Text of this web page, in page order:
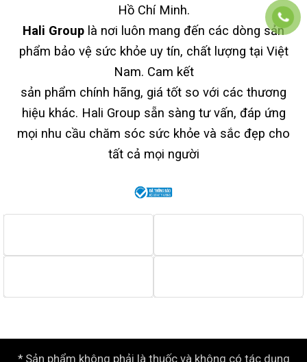
Hồ Chí Minh.
Hali Group là nơi luôn mang đến các dòng sản
phẩm bảo vệ sức khỏe uy tín, chất lượng tại Việt
Nam. Cam kết
sản phẩm chính hãng, giá tốt so với các thương
hiệu khác. Hali Group sẵn sàng tư vấn, đáp ứng
mọi nhu cầu chăm sóc sức khỏe và sắc đẹp cho
tất cả mọi người
* Sản phẩm không phải là thuốc và không có tác dụng